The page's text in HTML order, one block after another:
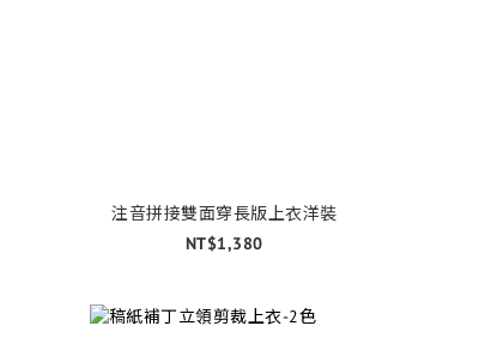
注音拼接雙面穿長版上衣洋裝
NT$1,380